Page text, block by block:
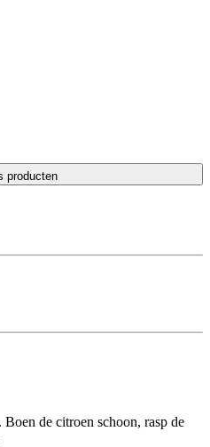
producten
de citroen schoon, rasp de